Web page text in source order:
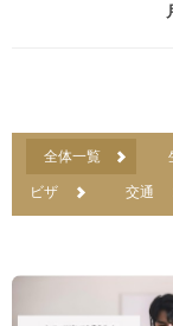
全体一覧
ビザ 交通